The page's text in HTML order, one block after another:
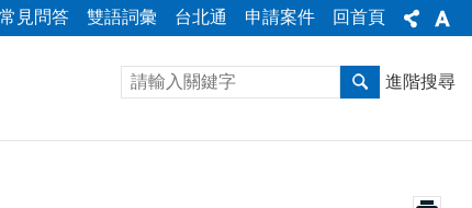
常見問答 雙語詞彙 台北通 申請案件 回首頁
進階搜尋